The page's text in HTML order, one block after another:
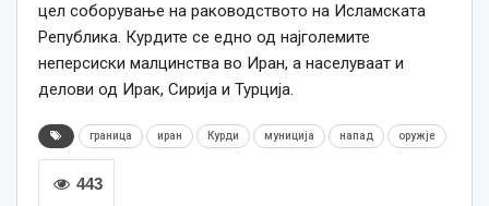
цел соборување на раководството на Исламската
Република. Курдите се едно од најголемите
неперсиски малцинства во Иран, а населуваат и
делови од Ирак, Сирија и Турција.
граница иран Курди муниција напад оружје
443